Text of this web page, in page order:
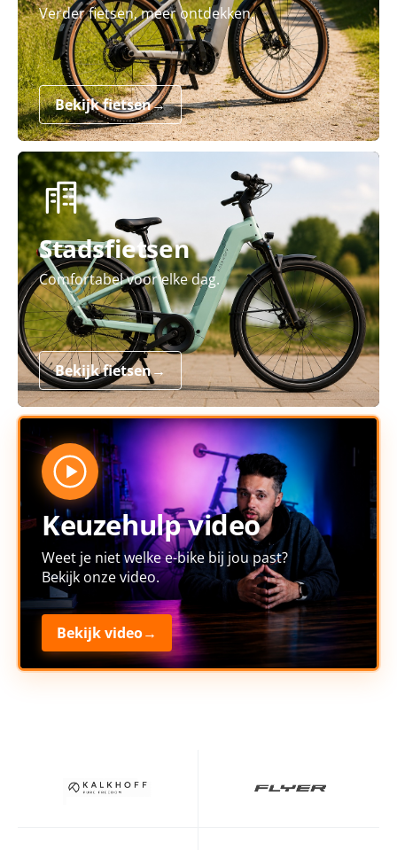
Verder fietsen, meer ontdekken.
Bekijk fietsen→
Stadsfietsen
Comfortabel voor elke dag.
Bekijk fietsen→
Keuzehulp video
Weet je niet welke e-bike bij jou past?
Bekijk onze video.
Bekijk video→